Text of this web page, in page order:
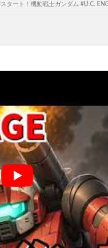
タート！機動戦士ガンダム #U.C.